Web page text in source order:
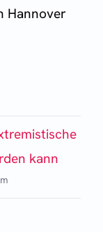
Hannover
kann